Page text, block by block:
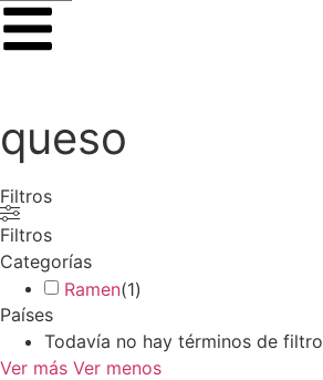
queso
Filtros
Filtros
Categorías
Ramen(1)
Países
Todavía no hay términos de filtro
Ver más Ver menos